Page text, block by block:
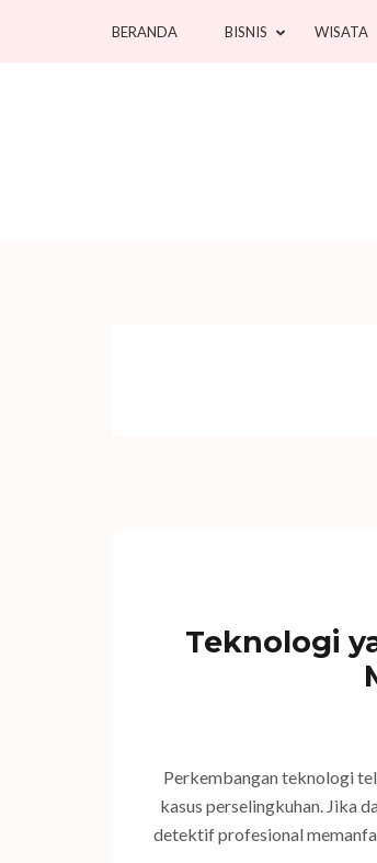
BERANDA BISNIS WISATA
Teknologi
Perkembangan teknologi
kasus perselingkuhan. Jika
detektif profesional